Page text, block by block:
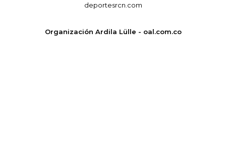
deportesrcn.com
Organización Ardila Lülle - oal.com.co